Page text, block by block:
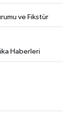
ve Fikstür
Haberleri